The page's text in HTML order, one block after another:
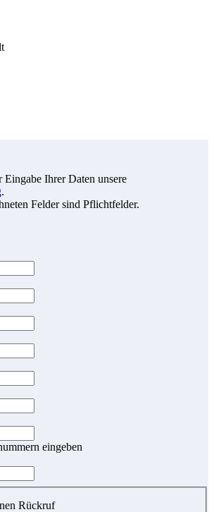
Eingabe Ihrer Daten unsere
.
Felder sind Pflichtfelder.
eingeben
Rückruf